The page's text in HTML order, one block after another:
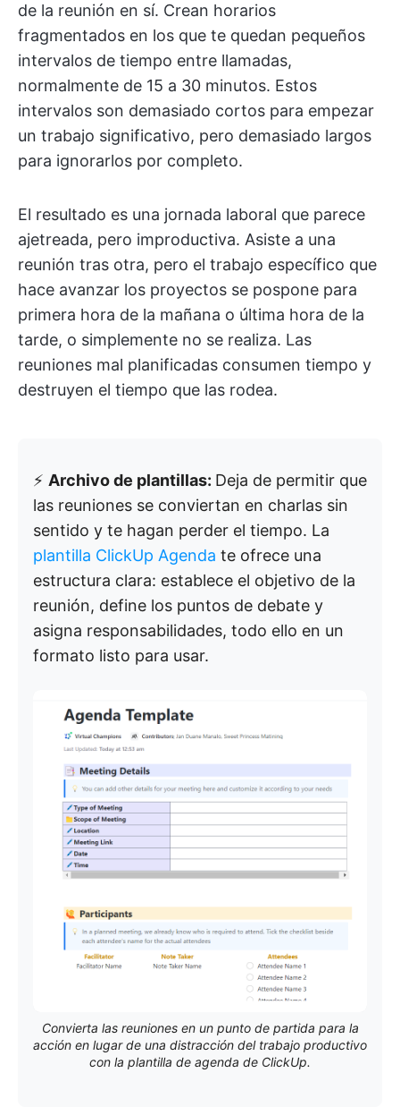
de la reunión en sí. Crean horarios
fragmentados en los que te quedan pequeños
intervalos de tiempo entre llamadas,
normalmente de 15 a 30 minutos. Estos
intervalos son demasiado cortos para empezar
un trabajo significativo, pero demasiado largos
para ignorarlos por completo.
El resultado es una jornada laboral que parece
ajetreada, pero improductiva. Asiste a una
reunión tras otra, pero el trabajo específico que
hace avanzar los proyectos se pospone para
primera hora de la mañana o última hora de la
tarde, o simplemente no se realiza. Las
reuniones mal planificadas consumen tiempo y
destruyen el tiempo que las rodea.
⚡ Archivo de plantillas: Deja de permitir que
las reuniones se conviertan en charlas sin
sentido y te hagan perder el tiempo. La
plantilla ClickUp Agenda te ofrece una
estructura clara: establece el objetivo de la
reunión, define los puntos de debate y
asigna responsabilidades, todo ello en un
formato listo para usar.
Convierta las reuniones en un punto de partida para la
acción en lugar de una distracción del trabajo productivo
con la plantilla de agenda de ClickUp.